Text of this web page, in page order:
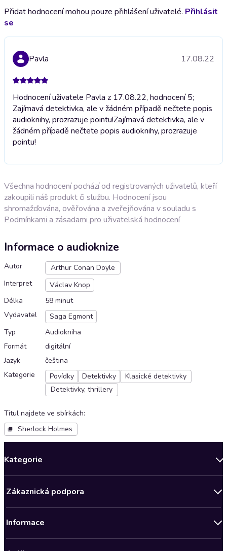
Přidat hodnocení mohou pouze přihlášení uživatelé. Přihlásit
se
Pavla 17.08.22
Hodnocení uživatele Pavla z 17.08.22, hodnocení 5;
Zajímavá detektivka, ale v žádném případě nečtete popis
audioknihy, prozrazuje pointu!Zajímavá detektivka, ale v
žádném případě nečtete popis audioknihy, prozrazuje
pointu!
Všechna hodnocení pochází od registrovaných uživatelů, kteří
zakoupili náš produkt či službu. Hodnocení jsou
shromažďována, ověřována a zveřejňována v souladu s
Podmínkami a zásadami pro uživatelská hodnocení
Informace o audioknize
Autor
Arthur Conan Doyle
Interpret
Václav Knop
Délka
58 minut
Vydavatel
Saga Egmont
Typ
Audiokniha
Formát
digitální
Jazyk
čeština
Kategorie
Povídky Detektivky
Klasické detektivky
Detektivky, thrillery
Titul najdete ve sbírkách:
Sherlock Holmes
Kategorie
Bestsellery měsíce
Zákaznická podpora
Informace